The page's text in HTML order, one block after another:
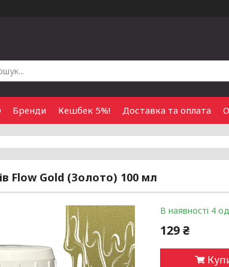
Бренди Кешбек 5%! Доставка та оплата
Flow Gold (Золото) 100 мл
В наявності 4
129 ₴